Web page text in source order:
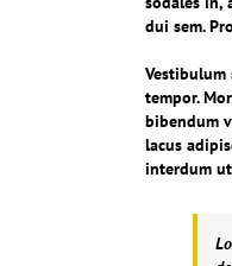
dui sem.
Vestibulum
tempor.
bibendum
lacus
interdum